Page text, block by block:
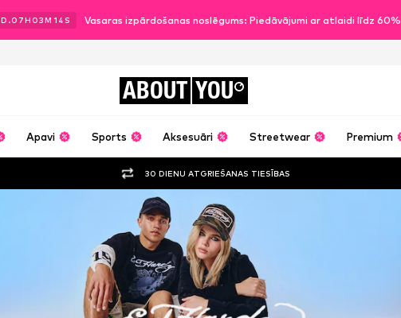
D.07H 03M 12 S Vasaras izpārdošanas noslēgums: Piedāvājumi ar atlaidi līdz 60%
ABOUT YOU
Apavi Sports Aksesuāri Streetwear Premium
30 DIENU ATGRIEŠANAS TIESĪBAS